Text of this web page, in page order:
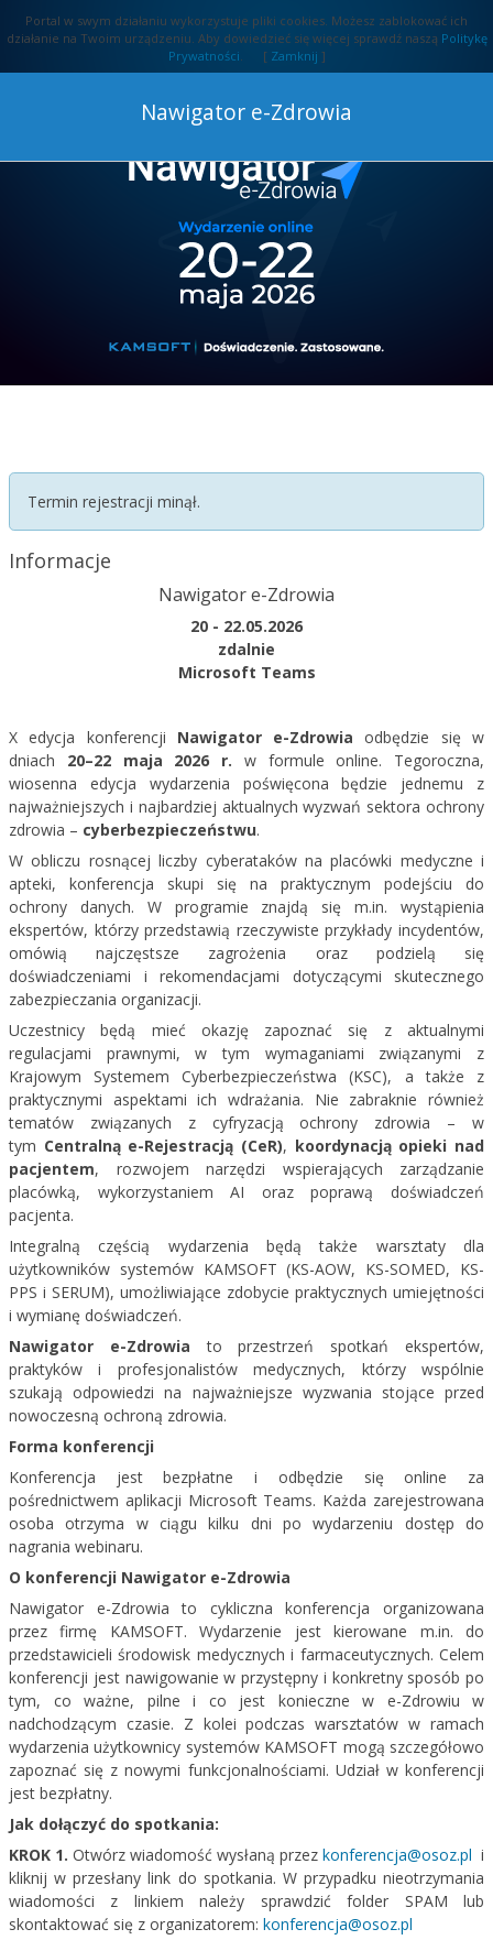
Portal w swym działaniu wykorzystuje pliki cookies. Możesz zablokować ich
działanie na Twoim urządzeniu. Aby dowiedzieć się więcej sprawdź naszą Politykę
Prywatności . [ Zamknij ]
Nawigator e-Zdrowia
Termin rejestracji minął.
Informacje
Nawigator e-Zdrowia
20 - 22.05.2026
zdalnie
Microsoft Teams
X edycja konferencji Nawigator e-Zdrowia odbędzie się w
dniach 20–22 maja 2026 r. w formule online. Tegoroczna,
wiosenna edycja wydarzenia poświęcona będzie jednemu z
najważniejszych i najbardziej aktualnych wyzwań sektora ochrony
zdrowia – cyberbezpieczeństwu.
W obliczu rosnącej liczby cyberataków na placówki medyczne i
apteki, konferencja skupi się na praktycznym podejściu do
ochrony danych. W programie znajdą się m.in. wystąpienia
ekspertów, którzy przedstawią rzeczywiste przykłady incydentów,
omówią najczęstsze zagrożenia oraz podzielą się
doświadczeniami i rekomendacjami dotyczącymi skutecznego
zabezpieczania organizacji.
Uczestnicy będą mieć okazję zapoznać się z aktualnymi
regulacjami prawnymi, w tym wymaganiami związanymi z
Krajowym Systemem Cyberbezpieczeństwa (KSC), a także z
praktycznymi aspektami ich wdrażania. Nie zabraknie również
tematów związanych z cyfryzacją ochrony zdrowia – w
tym Centralną e-Rejestracją (CeR), koordynacją opieki nad
pacjentem, rozwojem narzędzi wspierających zarządzanie
placówką, wykorzystaniem AI oraz poprawą doświadczeń
pacjenta.
Integralną częścią wydarzenia będą także warsztaty dla
użytkowników systemów KAMSOFT (KS-AOW, KS-SOMED, KS-
PPS i SERUM), umożliwiające zdobycie praktycznych umiejętności
i wymianę doświadczeń.
Nawigator e-Zdrowia to przestrzeń spotkań ekspertów,
praktyków i profesjonalistów medycznych, którzy wspólnie
szukają odpowiedzi na najważniejsze wyzwania stojące przed
nowoczesną ochroną zdrowia.
Forma konferencji
Konferencja jest bezpłatne i odbędzie się online za
pośrednictwem aplikacji Microsoft Teams. Każda zarejestrowana
osoba otrzyma w ciągu kilku dni po wydarzeniu dostęp do
nagrania webinaru.
O konferencji Nawigator e-Zdrowia
Nawigator e-Zdrowia to cykliczna konferencja organizowana
przez firmę KAMSOFT. Wydarzenie jest kierowane m.in. do
przedstawicieli środowisk medycznych i farmaceutycznych. Celem
konferencji jest nawigowanie w przystępny i konkretny sposób po
tym, co ważne, pilne i co jest konieczne w e-Zdrowiu w
nadchodzącym czasie. Z kolei podczas warsztatów w ramach
wydarzenia użytkownicy systemów KAMSOFT mogą szczegółowo
zapoznać się z nowymi funkcjonalnościami. Udział w konferencji
jest bezpłatny.
Jak dołączyć do spotkania:
KROK 1. Otwórz wiadomość wysłaną przez konferencja@osoz.pl i
kliknij w przesłany link do spotkania. W przypadku nieotrzymania
wiadomości z linkiem należy sprawdzić folder SPAM lub
skontaktować się z organizatorem: konferencja@osoz.pl